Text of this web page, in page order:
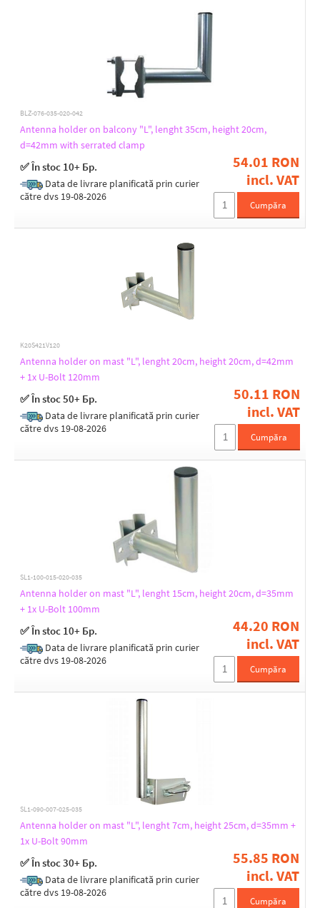
BLZ-076-035-020-042
Antenna holder on balcony "L", lenght 35cm, height 20cm,
d=42mm with serrated clamp
✅ În stoc 10+ Бр.
Data de livrare planificată prin curier
către dvs 19-08-2026
54.01 RON
incl. VAT
Cumpăra
K20S421V120
Antenna holder on mast "L", lenght 20cm, height 20cm, d=42mm
+ 1x U-Bolt 120mm
✅ În stoc 50+ Бр.
Data de livrare planificată prin curier
către dvs 19-08-2026
50.11 RON
incl. VAT
Cumpăra
SL1-100-015-020-035
Antenna holder on mast "L", lenght 15cm, height 20cm, d=35mm
+ 1x U-Bolt 100mm
✅ În stoc 10+ Бр.
Data de livrare planificată prin curier
către dvs 19-08-2026
44.20 RON
incl. VAT
Cumpăra
SL1-090-007-025-035
Antenna holder on mast "L", lenght 7cm, height 25cm, d=35mm +
1x U-Bolt 90mm
✅ În stoc 30+ Бр.
Data de livrare planificată prin curier
către dvs 19-08-2026
55.85 RON
incl. VAT
Cumpăra